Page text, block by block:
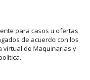
para casos u ofertas
de acuerdo con los
virtual de Maquinarias y